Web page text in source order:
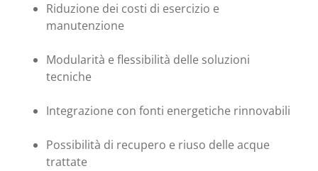
Riduzione dei costi di esercizio e
manutenzione
Modularità e flessibilità delle soluzioni
tecniche
Integrazione con fonti energetiche rinnovabili
Possibilità di recupero e riuso delle acque
trattate